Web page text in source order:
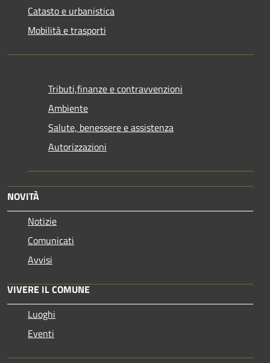
Catasto e urbanistica
Mobilità e trasporti
Tributi,finanze e contravvenzioni
Ambiente
Salute, benessere e assistenza
Autorizzazioni
NOVITÀ
Notizie
Comunicati
Avvisi
VIVERE IL COMUNE
Luoghi
Eventi